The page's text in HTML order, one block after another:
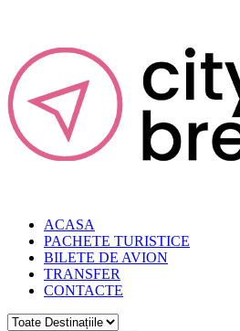
ACASA
PACHETE TURISTICE
BILETE DE AVION
TRANSFER
CONTACTE